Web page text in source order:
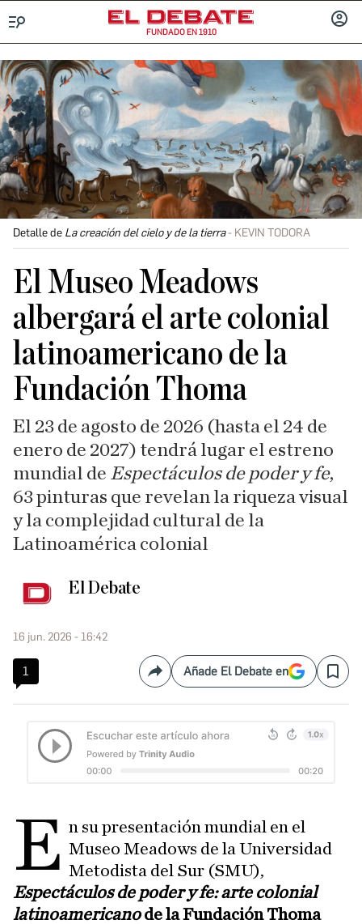
FUNDADO EN 1910
Detalle de La creación del cielo y de la tierra KEVIN TODORA
El Museo Meadows
albergará el arte colonial
latinoamericano de la
Fundación Thoma
El 23 de agosto de 2026 (hasta el 24 de
enero de 2027) tendrá lugar el estreno
mundial de Espectáculos de poder y fe,
63 pinturas que revelan la riqueza visual
y la complejidad cultural de la
Latinoamérica colonial
El Debate
16 jun. 2026 - 16:42
1 CompartirAñade El Debate en Save
E n su presentación mundial en el
Museo Meadows de la Universidad
Metodista del Sur (SMU),
Espectáculos de poder y fe: arte colonial
latinoamericanode la Fundación Thoma